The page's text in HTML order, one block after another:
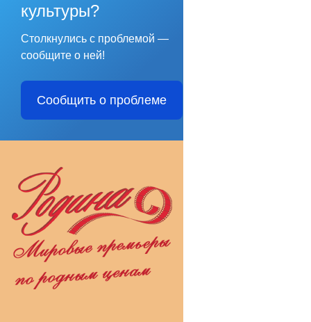
культуры?
Столкнулись с проблемой —
сообщите о ней!
Сообщить о проблеме